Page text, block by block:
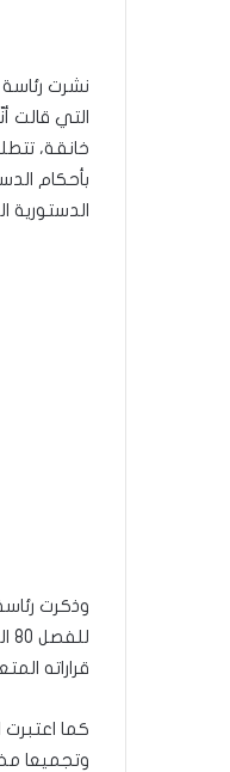
التي قالت
خانقة،
بأحكام
الدستورية
وذكرت
قراراته
وتجميعا